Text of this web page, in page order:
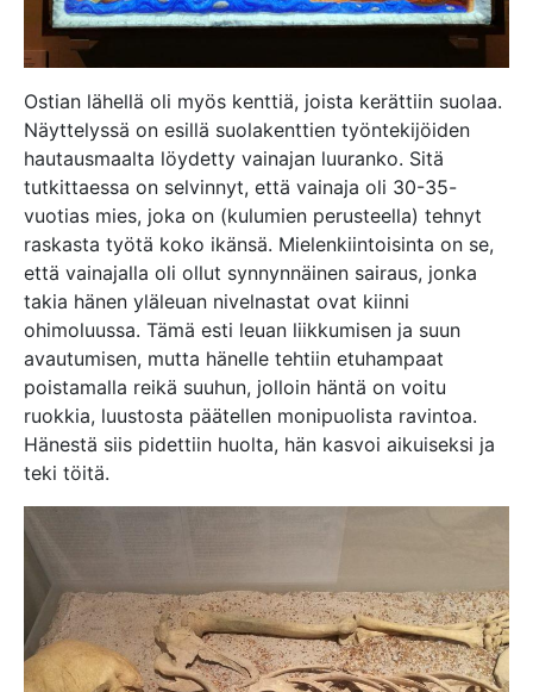
Ostian lähellä oli myös kenttiä, joista kerättiin suolaa.
Näyttelyssä on esillä suolakenttien työntekijöiden
hautausmaalta löydetty vainajan luuranko. Sitä
tutkittaessa on selvinnyt, että vainaja oli 30-35-
vuotias mies, joka on (kulumien perusteella) tehnyt
raskasta työtä koko ikänsä. Mielenkiintoisinta on se,
että vainajalla oli ollut synnynnäinen sairaus, jonka
takia hänen yläleuan nivelnastat ovat kiinni
ohimoluussa. Tämä esti leuan liikkumisen ja suun
avautumisen, mutta hänelle tehtiin etuhampaat
poistamalla reikä suuhun, jolloin häntä on voitu
ruokkia, luustosta päätellen monipuolista ravintoa.
Hänestä siis pidettiin huolta, hän kasvoi aikuiseksi ja
teki töitä.